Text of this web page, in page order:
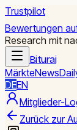
Trustpilot
Bewertungen
Research mit
Biturai
MärkteNews
DEEN
Mitglieder-
Zurück zur